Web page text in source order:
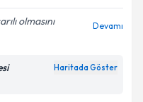
olmasını
Devamı
Haritada Göster